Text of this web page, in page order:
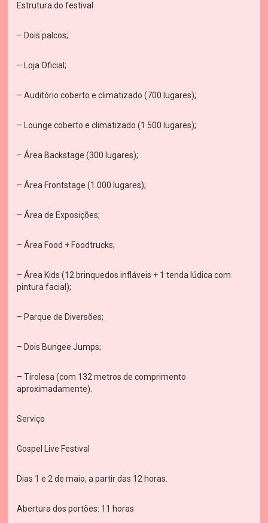
Estrutura do festival
– Dois palcos;
– Loja Oficial;
– Auditório coberto e climatizado (700 lugares);
– Lounge coberto e climatizado (1.500 lugares);
– Área Backstage (300 lugares);
– Área Frontstage (1.000 lugares);
– Área de Exposições;
– Área Food + Foodtrucks;
– Área Kids (12 brinquedos infláveis + 1 tenda lúdica com
pintura facial);
– Parque de Diversões;
– Dois Bungee Jumps;
– Tirolesa (com 132 metros de comprimento
aproximadamente).
Serviço
Gospel Live Festival
Dias 1 e 2 de maio, a partir das 12 horas.
Abertura dos portões: 11 horas